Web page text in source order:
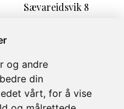
og andre
din
vårt, for å vise
Sævareidsvik 8
camping.n
+47 97565138